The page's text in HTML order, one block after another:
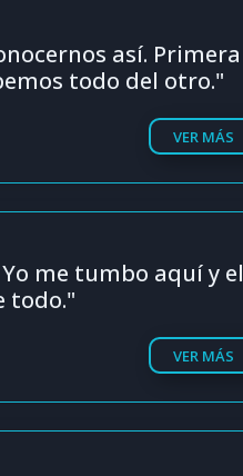
así. Primera
todo del otro."
VER MÁS
me tumbo aquí y el
todo."
VER MÁS